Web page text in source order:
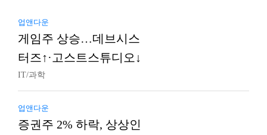
업앤다운
게임주 상승…데브시스
터즈↑·고스트스튜디오↓
IT/과학
업앤다운
증권주 2% 하락, 상상인